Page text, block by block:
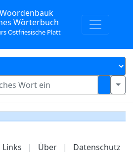
Wörterbuch
Ostfriesische Platt
Links | Über | Datenschutz